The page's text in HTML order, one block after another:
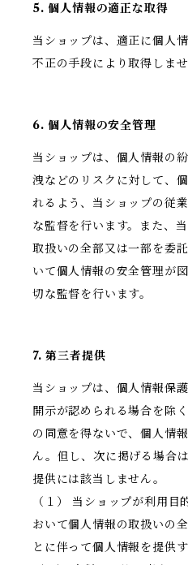
5. 個人情報の適正な取得
当ショップは、適正に個人
不正の手段により取得しませ
6. 個人情報の安全管理
当ショップは、個人情報の
洩などのリスクに対して、
れるよう、当ショップの従
な監督を行います。また、
取扱いの全部又は一部を委
いて個人情報の安全管理が
切な監督を行います。
7. 第三者提供
当ショップは、個人情報保
開示が認められる場合を除
の同意を得ないで、個人情
ん。但し、次に掲げる場合
提供には該当しません。
（１） 当ショップが利用
おいて個人情報の取扱いの
とに伴って個人情報を提供